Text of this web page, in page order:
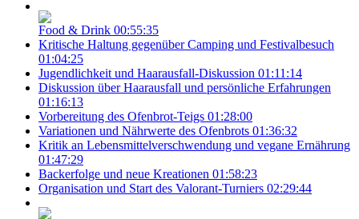
Food & Drink 00:55:35
Kritische Haltung gegenüber Camping und Festivalbesuch
01:04:25
Jugendlichkeit und Haarausfall-Diskussion 01:11:14
Diskussion über Haarausfall und persönliche Erfahrungen
01:16:13
Vorbereitung des Ofenbrot-Teigs 01:28:00
Variationen und Nährwerte des Ofenbrots 01:36:32
Kritik an Lebensmittelverschwendung und vegane Ernährung
01:47:29
Backerfolge und neue Kreationen 01:58:23
Organisation und Start des Valorant-Turniers 02:29:44